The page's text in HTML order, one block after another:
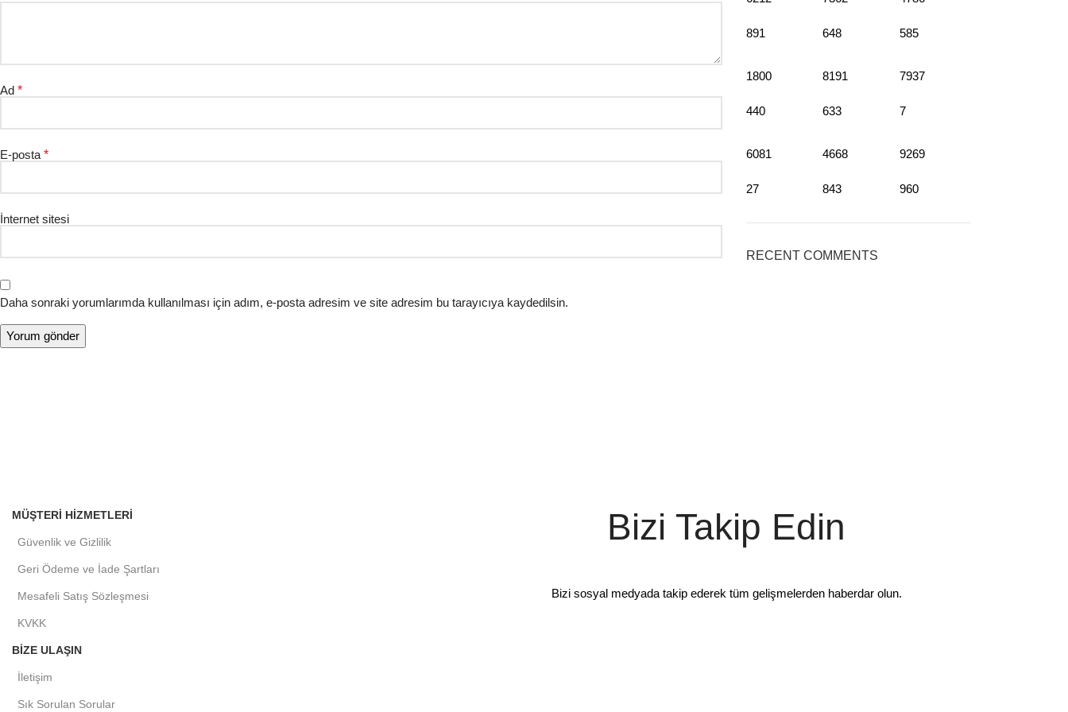
Ad *
E-posta *
İnternet sitesi
Daha sonraki yorumlarımda kullanılması için adım, e-posta adresim ve site adresim bu tarayıcıya kaydedilsin.
891 648 585
1800
440
8191
633
7937
7
6081
27
4668
843
9269
960
RECENT COMMENTS
MÜŞTERI HIZMETLERI
Güvenlik ve Gizlilik
Geri Ödeme ve İade Şartları
Mesafeli Satış Sözleşmesi
KVKK
BIZE ULAŞIN
İletişim
Sık Sorulan Sorular
Bizi Takip Edin
Bizi sosyal medyada takip ederek tüm gelişmelerden haberdar olun.